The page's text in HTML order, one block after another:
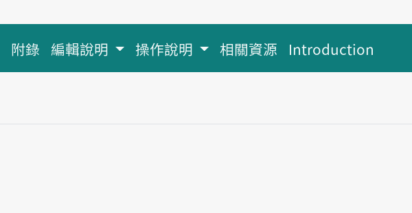
附錄 編輯說明 操作說明 相關資源 Introduction